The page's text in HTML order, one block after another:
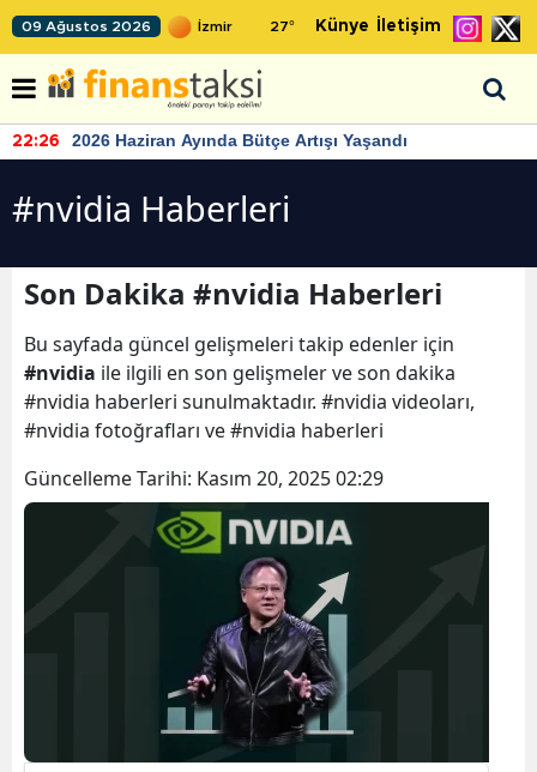
09 Ağustos 2026 27° Künye İletişim
22:26 2026 Haziran Ayında Bütçe Artışı Yaşandı
#nvidia Haberleri
Son Dakika #nvidia Haberleri
Bu sayfada güncel gelişmeleri takip edenler için
#nvidia ile ilgili en son gelişmeler ve son dakika
#nvidia haberleri sunulmaktadır. #nvidia videoları,
#nvidia fotoğrafları ve #nvidia haberleri
Güncelleme Tarihi: Kasım 20, 2025 02:29